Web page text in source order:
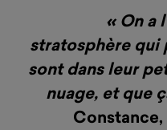
« On a
stratosphère qui
sont dans leur
nuage, et que